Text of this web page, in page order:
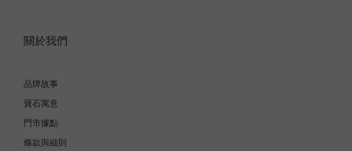
關於我們
品牌故事
寶石寓意
門市據點
條款與細則